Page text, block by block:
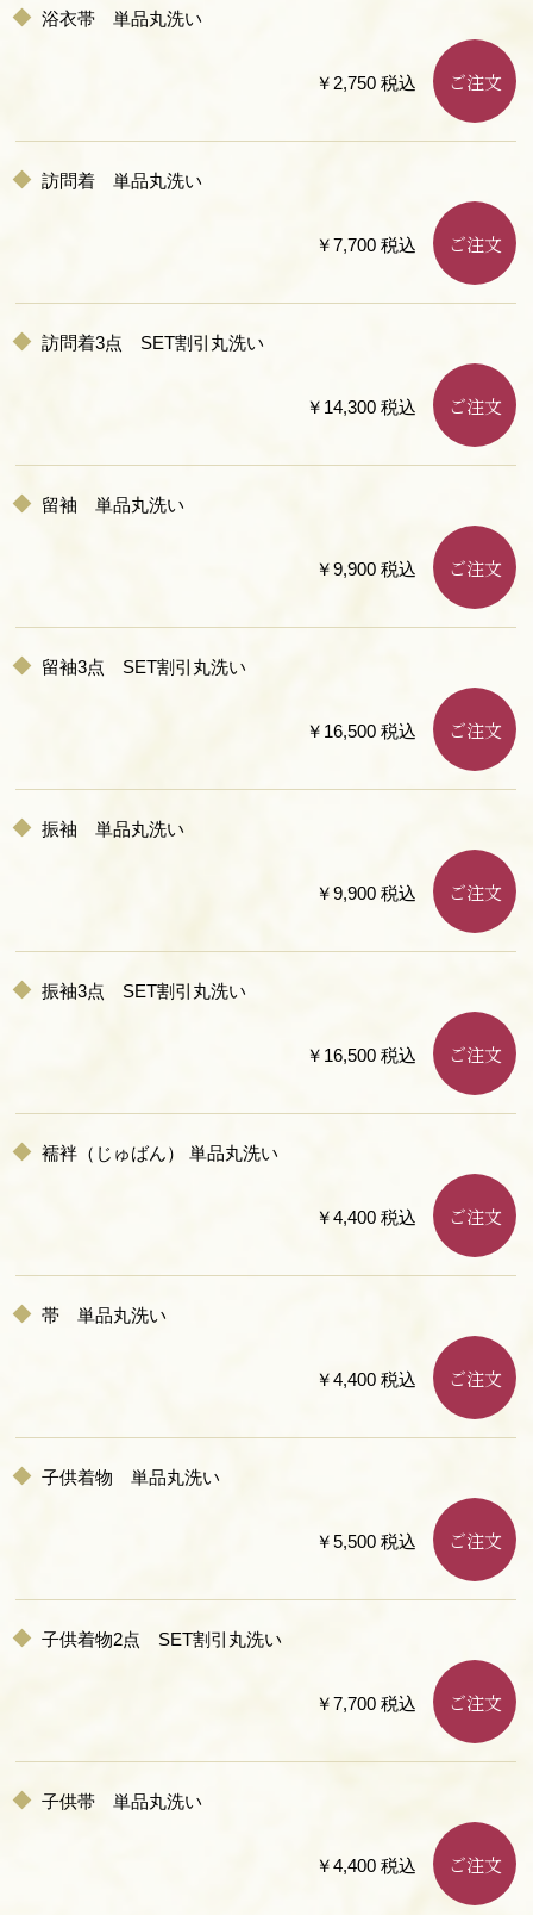
浴衣帯 単品丸洗い
￥2,750 税込 ご注文
訪問着 単品丸洗い
￥7,700 税込 ご注文
訪問着3点 SET割引丸洗い
￥14,300 税込 ご注文
留袖 単品丸洗い
￥9,900 税込 ご注文
留袖3点 SET割引丸洗い
￥16,500 税込 ご注文
振袖 単品丸洗い
￥9,900 税込 ご注文
振袖3点 SET割引丸洗い
￥16,500 税込 ご注文
襦袢（じゅばん） 単品丸洗い
￥4,400 税込 ご注文
帯 単品丸洗い
￥4,400 税込 ご注文
子供着物 単品丸洗い
￥5,500 税込 ご注文
子供着物2点 SET割引丸洗い
￥7,700 税込 ご注文
子供帯 単品丸洗い
￥4,400 税込 ご注文